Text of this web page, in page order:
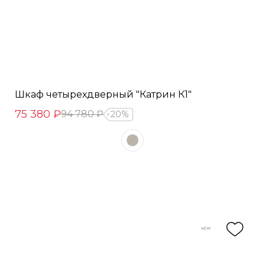
Шкаф четырехдверный "Катрин К1"
75 380 ₽94 780 ₽ 20%